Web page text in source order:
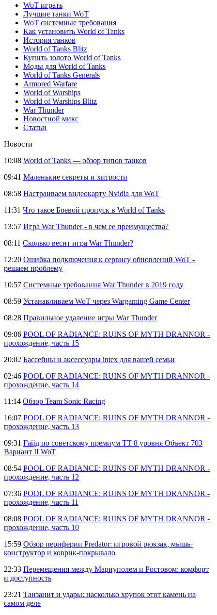
WoT играть
Лучшие танки WoT
WoT системные требования
Как установить World of Tanks
История танков
World of Tanks Blitz
Купить золото World of Tanks
Моды для World of Tanks
World of Tanks Generals
Armored Warfare
World of Warships
World of Warships Blitz
War Thunder
Новостной микс
Статьи
Новости
10:08 World of Tanks — обзор типов танков
09:41 Маленькие секреты и хитрости
08:58 Настраиваем видеокарту Nvidia для WoT
11:31 Что такое Боевой пропуск в World of Tanks
13:57 Игра War Thunder - в чем ее преимущества?
08:11 Сколько весит игра War Thunder?
12:20 Ошибка подключения к сервису обновлений WoT -
решаем проблему
10:57 Системные требования War Thunder в 2019 году
08:59 Устанавливаем WoT через Wargaming Game Center
08:28 Правильное удаление игры War Thunder
09:06 POOL OF RADIANCE: RUINS OF MYTH DRANNOR -
прохождение, часть 15
20:02 Бассейны и аксессуары intex для вашей семьи
02:46 POOL OF RADIANCE: RUINS OF MYTH DRANNOR -
прохождение, часть 14
11:14 Обзор Team Sonic Racing
16:07 POOL OF RADIANCE: RUINS OF MYTH DRANNOR -
прохождение, часть 13
09:31 Гайд по советскому премиум ТТ 8 уровня Объект 703
Вариант II WoT
08:54 POOL OF RADIANCE: RUINS OF MYTH DRANNOR -
прохождение, часть 12
07:36 POOL OF RADIANCE: RUINS OF MYTH DRANNOR -
прохождение, часть 11
08:08 POOL OF RADIANCE: RUINS OF MYTH DRANNOR -
прохождение, часть 10
15:59 Обзор периферии Predator: игровой рюкзак, мышь-
конструктор и коврик-покрывало
22:33 Перемещения между Мариуполем и Ростовом: комфорт
и доступность
23:21 Танзанит и удары: насколько хрупок этот камень на
самом деле